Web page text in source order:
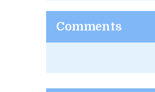
Comments